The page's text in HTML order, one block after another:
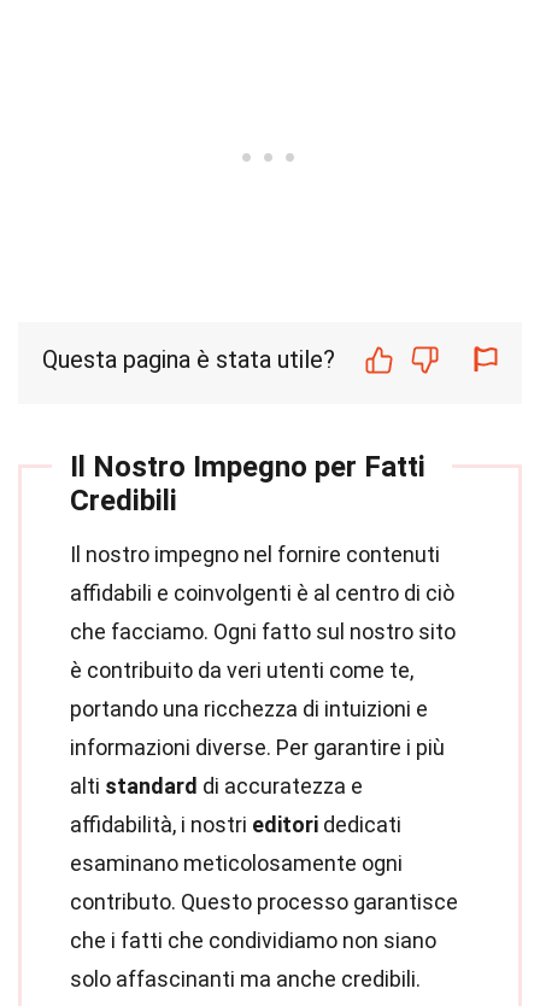
Questa pagina è stata utile?
Il Nostro Impegno per Fatti
Credibili
Il nostro impegno nel fornire contenuti
affidabili e coinvolgenti è al centro di ciò
che facciamo. Ogni fatto sul nostro sito
è contribuito da veri utenti come te,
portando una ricchezza di intuizioni e
informazioni diverse. Per garantire i più
alti standard di accuratezza e
affidabilità, i nostri editori dedicati
esaminano meticolosamente ogni
contributo. Questo processo garantisce
che i fatti che condividiamo non siano
solo affascinanti ma anche credibili.